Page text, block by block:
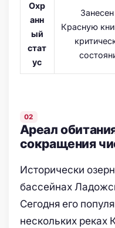
Охр
анн
ый
стат
ус
Красную
Ареал
сокращения
Исторически
бассейнах
Сегодня его
нескольких реках